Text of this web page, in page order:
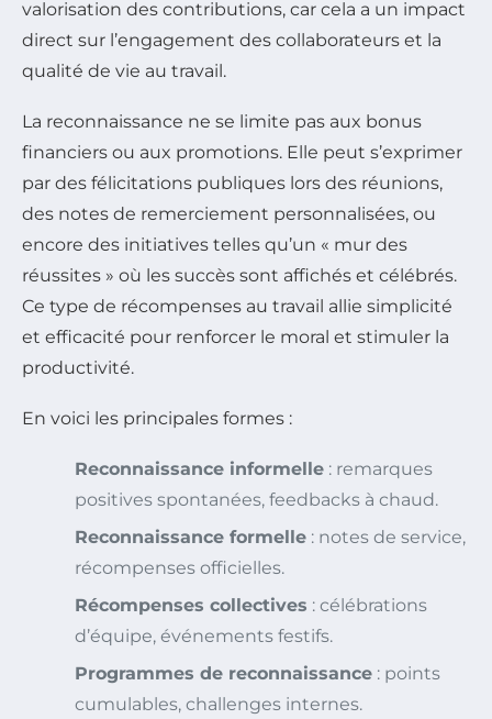
valorisation des contributions, car cela a un impact
direct sur l’engagement des collaborateurs et la
qualité de vie au travail.
La reconnaissance ne se limite pas aux bonus
financiers ou aux promotions. Elle peut s’exprimer
par des félicitations publiques lors des réunions,
des notes de remerciement personnalisées, ou
encore des initiatives telles qu’un « mur des
réussites » où les succès sont affichés et célébrés.
Ce type de récompenses au travail allie simplicité
et efficacité pour renforcer le moral et stimuler la
productivité.
En voici les principales formes :
Reconnaissance informelle : remarques
positives spontanées, feedbacks à chaud.
Reconnaissance formelle : notes de service,
récompenses officielles.
Récompenses collectives : célébrations
d’équipe, événements festifs.
Programmes de reconnaissance : points
cumulables, challenges internes.